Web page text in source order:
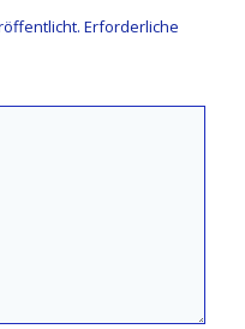
Erforderliche